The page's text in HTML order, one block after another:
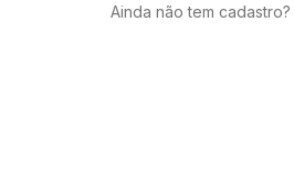
Ainda não tem cadastro?